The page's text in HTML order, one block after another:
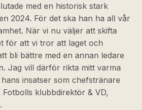
med en historisk stark
2024. För det ska han ha all vår
När vi nu väljer att skifta
för att vi tror att laget och
bli bättre med en annan ledare
Jag vill därför rikta mitt varma
insatser som chefstränare
klubbdirektör & VD,